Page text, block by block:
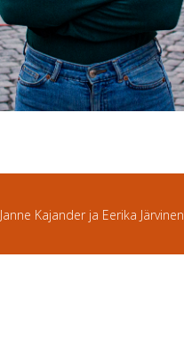
Kajander ja Eerika Järvinen